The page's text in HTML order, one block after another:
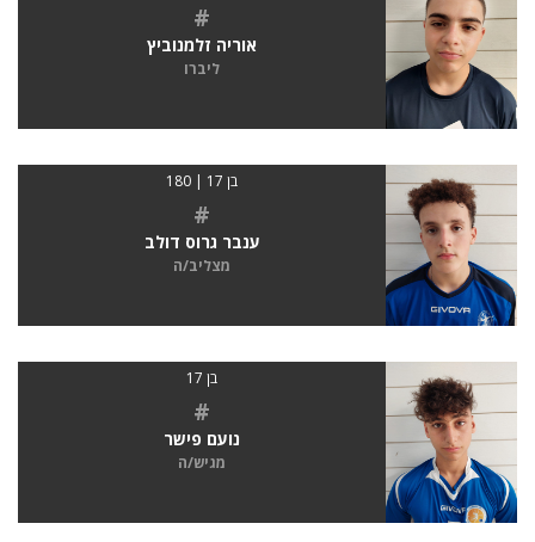
#
אוריה זלמנוביץ
ליברו
בן 17 | 180
#
ענבר גרוס דולב
מצליב/ה
בן 17
#
נועם פישר
מגיש/ה